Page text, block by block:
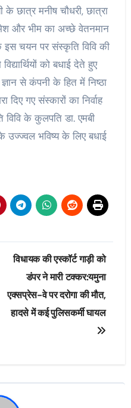
छात्र मनीष चौधरी, छात्रा
और भीम का अच्छे वेतनमान
इस चयन पर संस्कृति विवि की
को बधाई देते हुए
से कंपनी के हित में निष्ठा
दिए गए संस्कारों का निर्वाह
विवि के कुलपति डा. एमबी
उज्ज्वल भविष्य के लिए बधाई
विधायक की एस्कॉर्ट गाड़ी को
डंपर ने मारी टक्कर:यमुना
एक्सप्रेस-वे पर दरोगा की मौत,
हादसे में कई पुलिसकर्मी घायल